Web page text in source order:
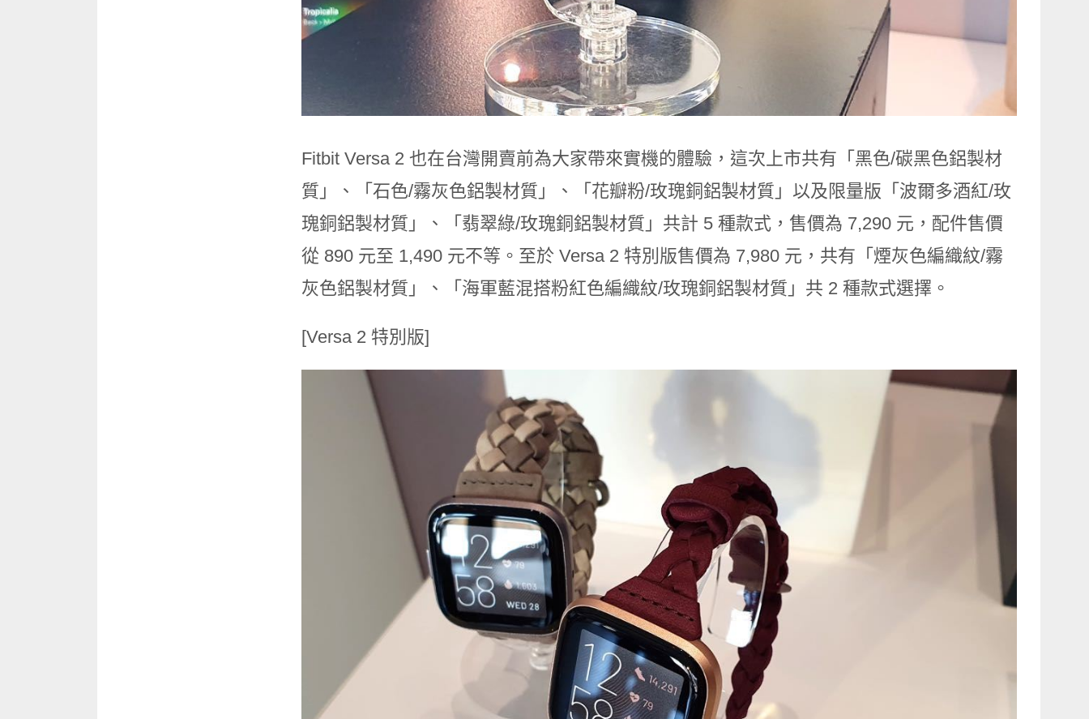
Fitbit Versa 2 也在台灣開賣前為大家帶來實機的體驗，這次上市共有「黑色/碳黑色鋁製材
質」、「石色/霧灰色鋁製材質」、「花瓣粉/玫瑰銅鋁製材質」以及限量版「波爾多酒紅/玫
瑰銅鋁製材質」、「翡翠綠/玫瑰銅鋁製材質」共計 5 種款式，售價為 7,290 元，配件售價
從 890 元至 1,490 元不等。至於 Versa 2 特別版售價為 7,980 元，共有「煙灰色編織紋/霧
灰色鋁製材質」、「海軍藍混搭粉紅色編織紋/玫瑰銅鋁製材質」共 2 種款式選擇。
[Versa 2 特別版]